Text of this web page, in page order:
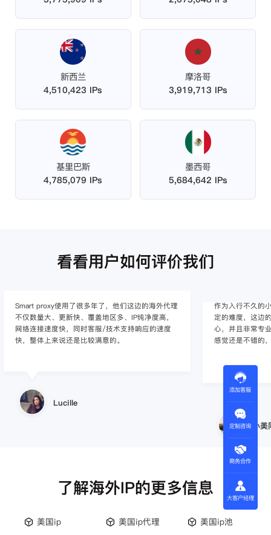
新西兰
4,510,423 IPs
摩洛哥
3,919,713 IPs
基里巴斯
4,785,079 IPs
墨西哥
5,684,642 IPs
看看用户如何评价我们
Smart proxy使用了很多年了，他们这边的海外代理
不仅数量大、更新快、覆盖地区多、IP纯净度高，
网络连接速度快，同时客服/技术支持响应的速度
快，整体上来说还是比较满意的。
Lucille
作为入行不久的
定的难度，这边
心，并且非常专
感觉还是不错的
小
了解海外IP的更多信息
美国ip 美国ip代理
美国ip池
添加客服
定制咨询
商务合作
大客户经理